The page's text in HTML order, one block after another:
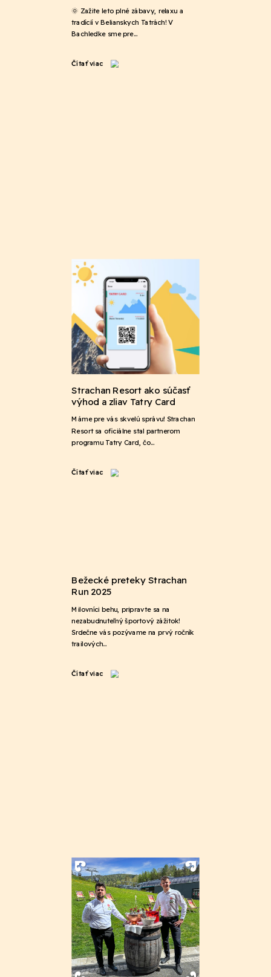
🌞 Zažite leto plné zábavy, relaxu a
tradícií v Belianskych Tatrách! V
Bachledke sme pre…
Čítať viac
Strachan Resort ako súčasť
výhod a zliav Tatry Card
Máme pre vás skvelú správu! Strachan
Resort sa oficiálne stal partnerom
programu Tatry Card, čo…
Čítať viac
Bežecké preteky Strachan
Run 2025
Milovníci behu, pripravte sa na
nezabudnuteľný športový zážitok!
Srdečne vás pozývame na prvý ročník
trailových…
Čítať viac